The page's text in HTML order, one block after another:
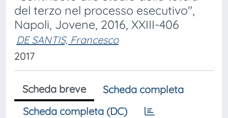
del terzo nel processo esecutivo",
Napoli, Jovene, 2016, XXIII-406
DE SANTIS, Francesco
2017
Scheda breve
Scheda completa
Scheda completa (DC)